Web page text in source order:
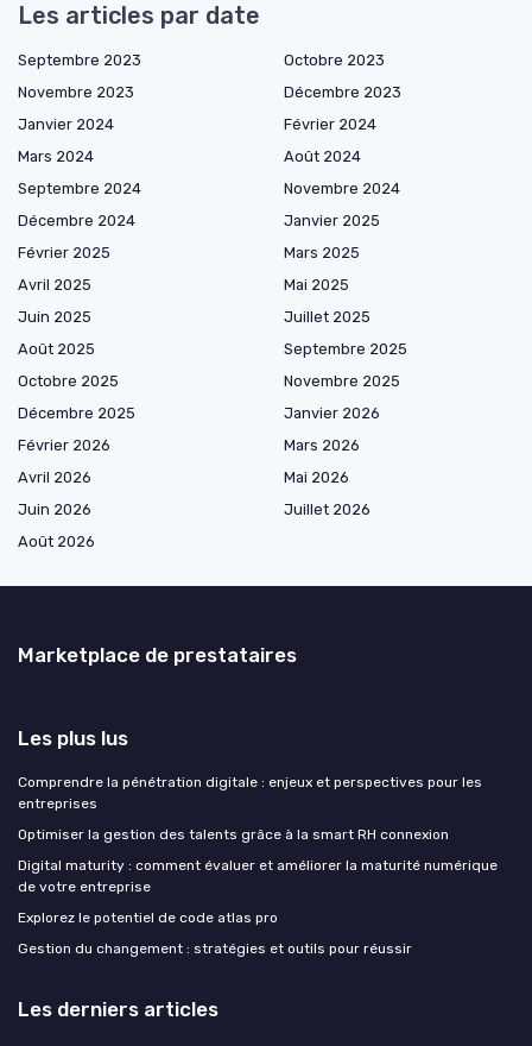
Les articles par date
Septembre 2023
Octobre 2023
Novembre 2023
Décembre 2023
Janvier 2024
Février 2024
Mars 2024
Août 2024
Septembre 2024
Novembre 2024
Décembre 2024
Janvier 2025
Février 2025
Mars 2025
Avril 2025
Mai 2025
Juin 2025
Juillet 2025
Août 2025
Septembre 2025
Octobre 2025
Novembre 2025
Décembre 2025
Janvier 2026
Février 2026
Mars 2026
Avril 2026
Mai 2026
Juin 2026
Juillet 2026
Août 2026
Marketplace de prestataires
Les plus lus
Comprendre la pénétration digitale : enjeux et perspectives pour les
entreprises
Optimiser la gestion des talents grâce à la smart RH connexion
Digital maturity : comment évaluer et améliorer la maturité numérique
de votre entreprise
Explorez le potentiel de code atlas pro
Gestion du changement : stratégies et outils pour réussir
Les derniers articles